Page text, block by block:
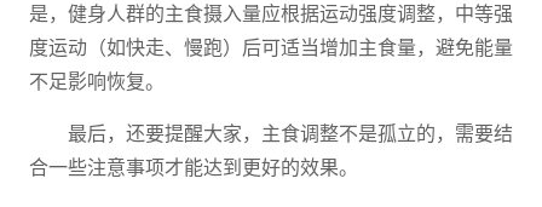
是，健身人群的主食摄入量应根据运动强度调整，中等强
度运动（如快走、慢跑）后可适当增加主食量，避免能量
不足影响恢复。
最后，还要提醒大家，主食调整不是孤立的，需要结
合一些注意事项才能达到更好的效果。